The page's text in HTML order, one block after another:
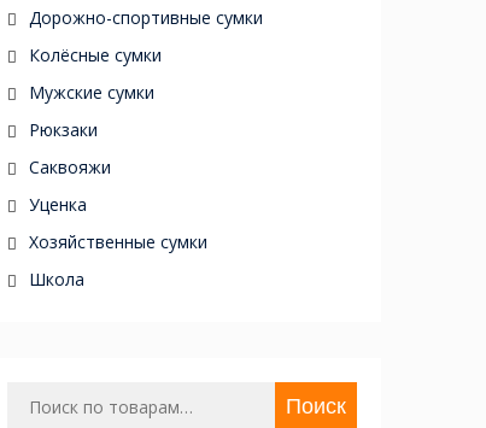
Дорожно-спортивные сумки
Колёсные сумки
Мужские сумки
Рюкзаки
Саквояжи
Уценка
Хозяйственные сумки
Школа
Поиск